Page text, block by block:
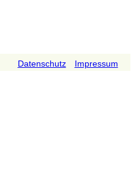
Datenschutz Impressum